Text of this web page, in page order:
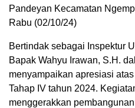
Pandeyan Kecamatan
Rabu (02/10/24)
Bertindak sebagai Inspektur
Bapak Wahyu Irawan, S.H.
menyampaikan apresiasi
Tahap IV tahun 2024.
menggerakkan